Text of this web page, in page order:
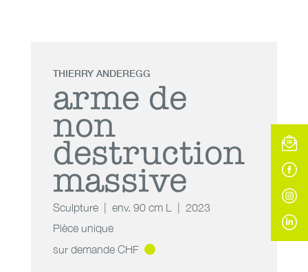
THIERRY ANDEREGG
arme de
non
destruction
massive
Sculpture env. 90 cm L
2023
Pièce unique
sur demande CHF